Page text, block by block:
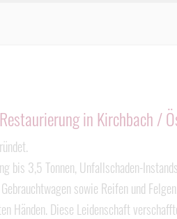
in Kirchbach /
bis 3,5 Tonnen, Unfallschaden-
sowie Reifen und
Händen. Diese Leidenschaft